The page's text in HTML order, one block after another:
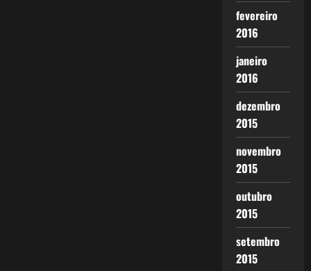
fevereiro
2016
janeiro
2016
dezembro
2015
novembro
2015
outubro
2015
setembro
2015